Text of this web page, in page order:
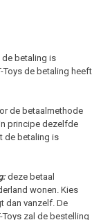
de betaling is
Toys de betaling heeft
de betaalmethode
principe dezelfde
de betaling is
deze betaal
wonen. Kies
dan vanzelf. De
zal de bestelling